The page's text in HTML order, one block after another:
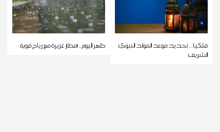
فلكيا... تحديد موعد المولد النبوي
الشريف
ظهر اليوم.. أمطار غزيرة مع رياح قوية